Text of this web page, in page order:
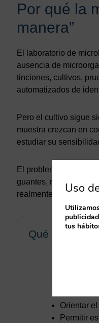
Por qué la
manera”
El laboratorio de
ausencia de
tinciones, cultivos,
automatizados de
Pero el cultivo sigue
muestra crezcan en
estudiar su
El problema es que
guantes, material,
realmente de la
Qué busca el
Orientar
Permitir
Uso
tus